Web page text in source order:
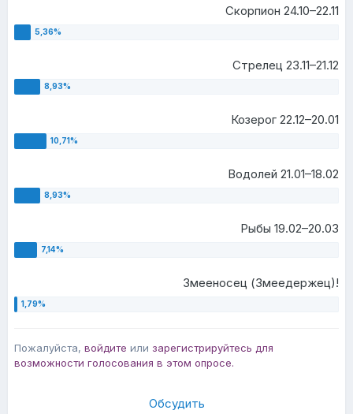
Скорпион 24.10–22.11
Стрелец 23.11–21.12
Козерог 22.12–20.01
Водолей 21.01–18.02
Рыбы 19.02–20.03
Змееносец (Змеедержец)!
Пожалуйста, войдите или зарегистрируйтесь для
возможности голосования в этом опросе.
Обсудить